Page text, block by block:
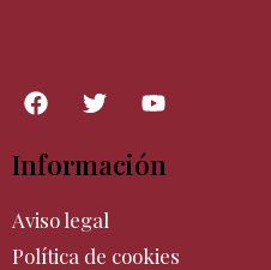
Información
Aviso legal
Política de cookies